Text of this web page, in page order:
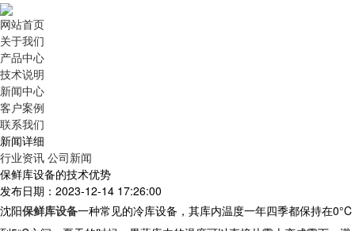
网站首页
关于我们
产品中心
技术说明
新闻中心
客户案例
联系我们
新闻详细
行业资讯 公司新闻
保鲜库设备的技术优势
发布日期：2023-12-14 17:26:00
沈阳保鲜库设备一种常见的冷库设备，其库内温度一年四季都保持在0°C